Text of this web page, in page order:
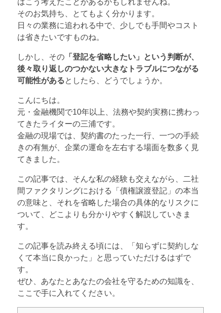
はこう考えたことがあるかもしれませんね。
そのお気持ち、とてもよく分かります。
日々の業務に追われる中で、少しでも手間やコスト
は省きたいですものね。
しかし、その 「登記を省略したい」という判断が、
後々取り返しのつかない大きなトラブルにつながる
可能性があるとしたら、どうでしょうか。
こんにちは。
元・金融機関で10年以上、法務や契約実務に携わっ
てきたライターの三浦です。
金融の現場では、契約書のたった一行、一つの手続
きの有無が、企業の運命を左右する場面を数多く見
てきました。
この記事では、そんな私の経験も交えながら、二社
間ファクタリングにおける「債権譲渡登記」の本当
の意味と、それを省略した場合の具体的なリスクに
ついて、どこよりも分かりやすく解説していきま
す。
この記事を読み終える頃には、「知らずに契約しな
くて本当に良かった」と思っていただけるはずで
す。
ぜひ、あなたとあなたの会社を守るための知識を、
ここで手に入れてください。